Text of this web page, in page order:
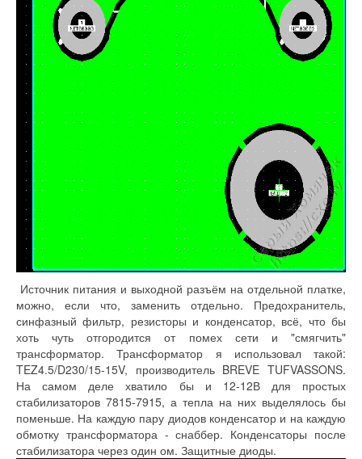
Источник питания и выходной разъём на отдельной платке,
можно, если что, заменить отдельно. Предохранитель,
синфазный фильтр, резисторы и конденсатор, всё, что бы
хоть чуть отгородится от помех сети и "смягчить"
трансформатор. Трансформатор я использовал такой:
TEZ4.5/D230/15-15V, производитель BREVE TUFVASSONS.
На самом деле хватило бы и 12-12В для простых
стабилизаторов 7815-7915, а тепла на них выделялось бы
поменьше. На каждую пару диодов конденсатор и на каждую
обмотку трансформатора - снаббер. Конденсаторы после
стабилизатора через один ом. Защитные диоды.